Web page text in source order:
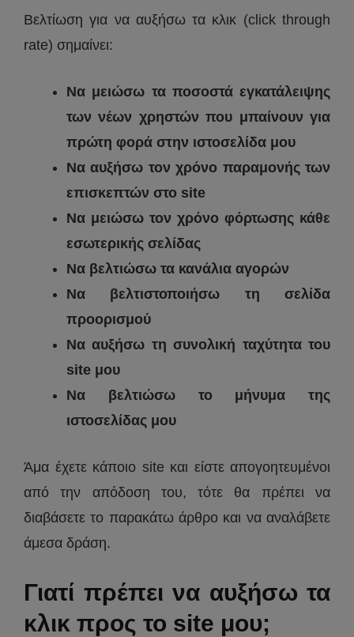
Βελτίωση για να αυξήσω τα κλικ (click through
rate) σημαίνει:
Να μειώσω τα ποσοστά εγκατάλειψης
των νέων χρηστών που μπαίνουν για
πρώτη φορά στην ιστοσελίδα μου
Να αυξήσω τον χρόνο παραμονής των
επισκεπτών στο site
Να μειώσω τον χρόνο φόρτωσης κάθε
εσωτερικής σελίδας
Να βελτιώσω τα κανάλια αγορών
Να βελτιστοποιήσω τη σελίδα
προορισμού
Να αυξήσω τη συνολική ταχύτητα του
site μου
Να βελτιώσω το μήνυμα της
ιστοσελίδας μου
Άμα έχετε κάποιο site και είστε απογοητευμένοι
από την απόδοση του, τότε θα πρέπει να
διαβάσετε το παρακάτω άρθρο και να αναλάβετε
άμεσα δράση.
Γιατί πρέπει να αυξήσω τα
κλικ προς το site μου;